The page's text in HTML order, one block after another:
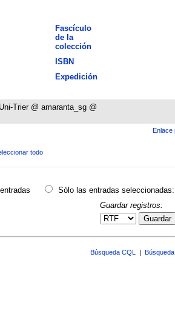
Fascículo
de la
colección
ISBN
Expedición
Uni-Trier @ amaranta_sg @
Enlace
todo
Sólo las entradas seleccionadas:
Guardar registros:
Guardar
Búsqueda CQL